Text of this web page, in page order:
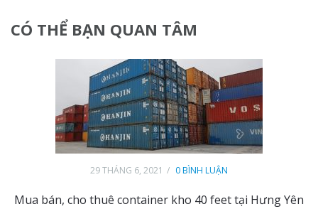
CÓ THỂ BẠN QUAN TÂM
29 THÁNG 6, 2021 0 BÌNH LUẬN
Mua bán, cho thuê container kho 40 feet tại Hưng Yên